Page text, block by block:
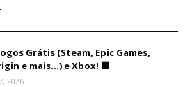
Grátis (Steam, Epic Games,
e mais...) e Xbox! 🟩
2026